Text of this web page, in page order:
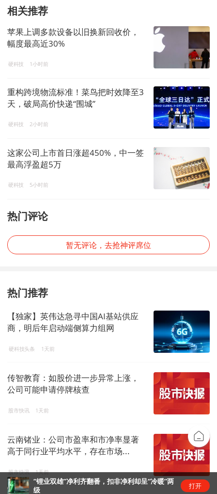
相关推荐
苹果上调多款设备以旧换新回收价，
幅度最高近30%
硬科技 1小时前
重构跨境物流标准！菜鸟把时效降至3
天，破局高价快递“围城”
硬科技 2小时前
这家公司上市首日涨超450%，中一签
最高浮盈超5万
硬科技 5小时前
热门评论
暂无评论，去抢神评席位
热门推荐
【独家】英伟达急寻中国AI基站供应
商，明后年启动端侧算力组网
硬科技头条 1天前
传智教育：如股价进一步异常上涨，
公司可能申请停牌核查
股市快讯 1天前
云南锗业：公司市盈率和市净率显著
高于同行业平均水平，存在市场...
股市快讯 1天前
“锂业双雄”净利齐翻番，扣非净利却呈“冷暖”两
级
打开